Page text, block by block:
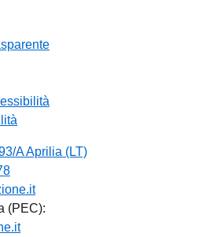
A Aprilia (LT)
(PEC):